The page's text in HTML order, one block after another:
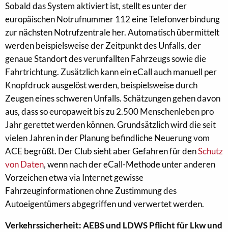
Sobald das System aktiviert ist, stellt es unter der
europäischen Notrufnummer 112 eine Telefonverbindung
zur nächsten Notrufzentrale her. Automatisch übermittelt
werden beispielsweise der Zeitpunkt des Unfalls, der
genaue Standort des verunfallten Fahrzeugs sowie die
Fahrtrichtung. Zusätzlich kann ein eCall auch manuell per
Knopfdruck ausgelöst werden, beispielsweise durch
Zeugen eines schweren Unfalls. Schätzungen gehen davon
aus, dass so europaweit bis zu 2.500 Menschenleben pro
Jahr gerettet werden können. Grundsätzlich wird die seit
vielen Jahren in der Planung befindliche Neuerung vom
ACE begrüßt. Der Club sieht aber Gefahren für denSchutz
von Daten, wenn nach der eCall-Methode unter anderen
Vorzeichen etwa via Internet gewisse
Fahrzeuginformationen ohne Zustimmung des
Autoeigentümers abgegriffen und verwertet werden.
Verkehrssicherheit: AEBS und LDWS Pflicht für Lkw und